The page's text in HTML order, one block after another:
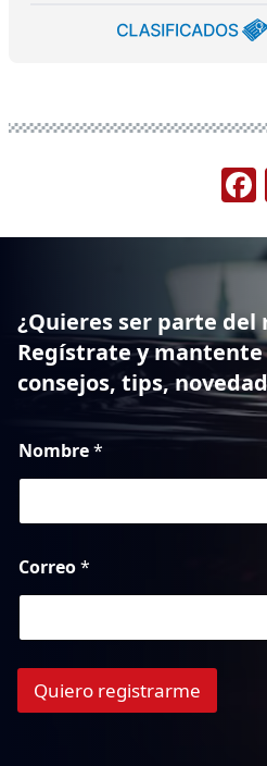
¿Quieres ser parte del
Regístrate y mantente
consejos, tips,
Nombre*
Correo*
Quiero registrarme